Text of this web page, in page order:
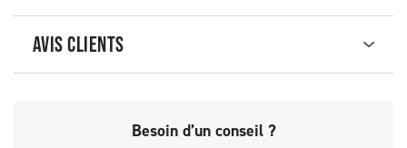
AVIS CLIENTS
Besoin d’un conseil ?